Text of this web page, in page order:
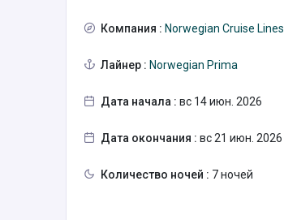
Компания : Norwegian Cruise Lines
Лайнер : Norwegian Prima
Дата начала : вс 14 июн. 2026
Дата окончания : вс 21 июн. 2026
Количество ночей : 7 ночей